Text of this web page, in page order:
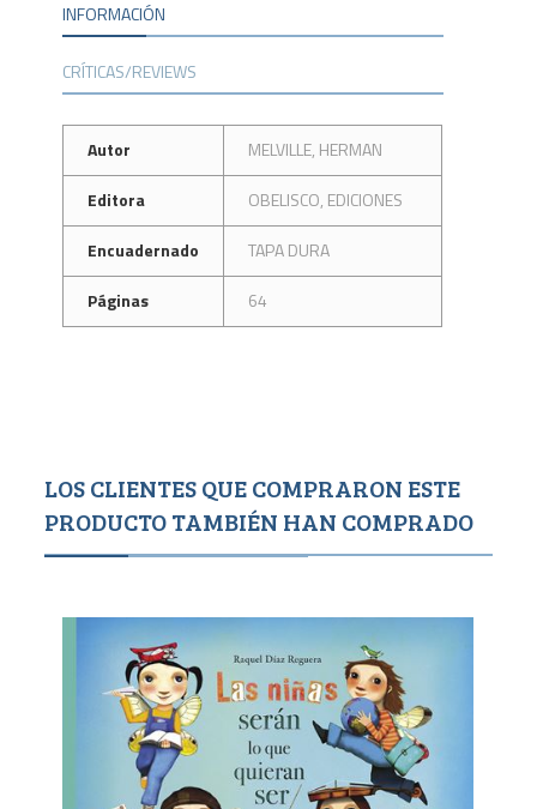
INFORMACIÓN
CRÍTICAS/REVIEWS
Autor
MELVILLE, HERMAN
Editora
OBELISCO, EDICIONES
Encuadernado
TAPA DURA
Páginas
64
LOS CLIENTES QUE COMPRARON ESTE
PRODUCTO TAMBIÉN HAN COMPRADO